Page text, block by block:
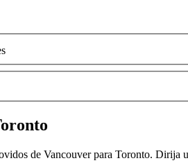
de Vancouver para Toronto. Dirija